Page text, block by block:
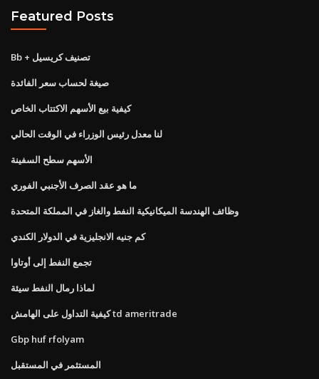
Featured Posts
Bb + تصنيف كريسيل
صيغة لحساب سعر الفائدة
كيفية بيع الأسهم الاكتتاب الخاص
لنا معدل رئيس الوزراء في الوقت الحالي
الأسهم سطح السفينة
ما هو عقد الصرف الأجنبي الفوري
وظائف الهندسة الميكانيكية النفط والغاز في المملكة المتحدة
كم جنيه الانجليزية في الدولار الكندي
تجمع النفط إلى أوتاوا
لماذا رمال النفط سيئة
كيفية التداول على الهامش td ameritrade
Gbp huf rfolyam
المستثمر في المستقبل